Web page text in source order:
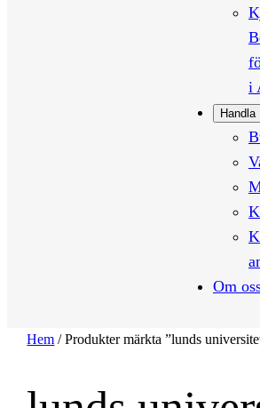
i
Handla
Om
Hem / Produkter märkta ”lunds